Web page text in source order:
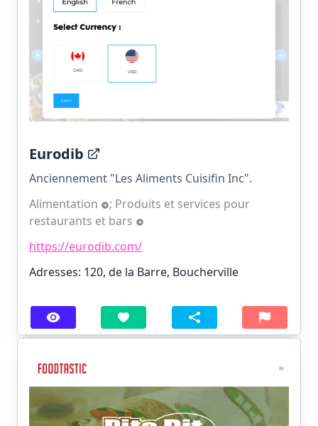
Eurodib
Anciennement "Les Aliments Cuisifin Inc".
Alimentation
; Produits et services pour
restaurants et bars
https://eurodib.com/
Adresses: 120, de la Barre, Boucherville